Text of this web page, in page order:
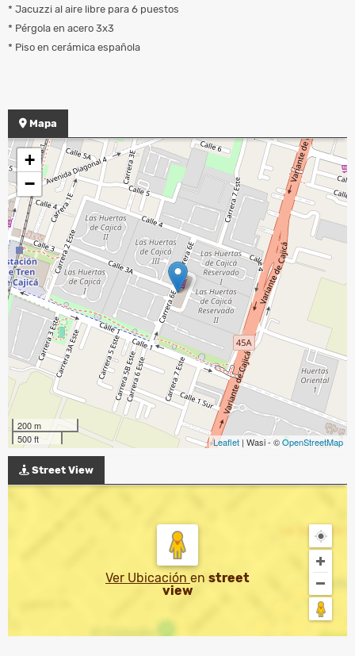
* Jacuzzi al aire libre para 6 puestos
* Pérgola en acero 3x3
* Piso en cerámica española
Mapa
+
−
200 m
500 ft
Leaflet | Wasi - ©OpenStreetMap
Street View
Ver Ubicación en street
view